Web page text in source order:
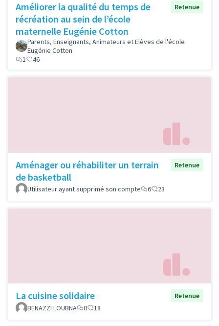
Améliorer la qualité du temps de
récréation au sein de l’école
maternelle Eugénie Cotton
Retenue
Parents, Enseignants, Animateurs et Elèves de l'école
Eugénie Cotton
1
46
Aménager ou réhabiliter un terrain
de basketball
Retenue
Utilisateur ayant supprimé son compte 6 23
La cuisine solidaire
Retenue
BENAZZI LOUBNA
0 18